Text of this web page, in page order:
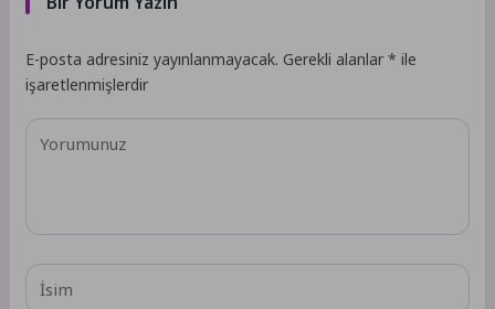
E-posta adresiniz yayınlanmayacak. Gerekli alanlar* ile
işaretlenmişlerdir